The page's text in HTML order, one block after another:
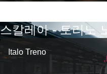
스칼레아 - 토리노
Italo Treno